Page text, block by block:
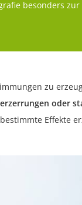
besonders
zu
oder
Effekte